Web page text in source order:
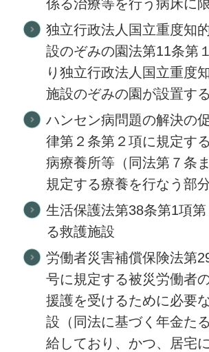
係る治療等を行う病床に限
独立行政法人国立重度知
設のぞみの園法第11条第
り独立行政法人国立重度
施設のぞみの園が設置す
ハンセン病問題の解決の
律第２条第２項に規定す
病療養所等（同法第７条
規定する療養を行なう部
生活保護法第38条第1項
る救護施設
労働者災害補償保険法第
号に規定する被災労働者
援護を受けるために必要
設（同法に基づく年金た
給しており、かつ、居宅